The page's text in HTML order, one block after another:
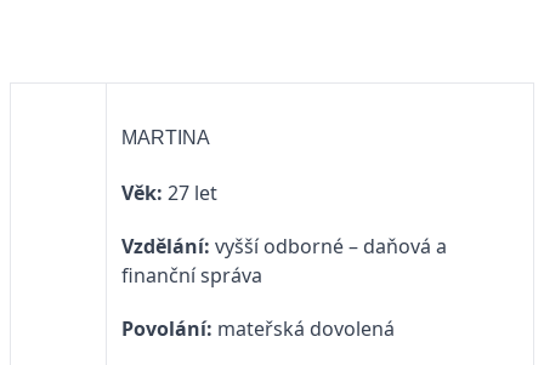
MARTINA
Věk: 27 let
Vzdělání: vyšší odborné – daňová a
finanční správa
Povolání: mateřská dovolená